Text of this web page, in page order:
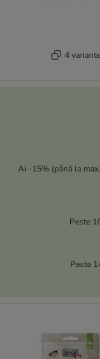
4 variante
Ai -15% (până la
Peste
Peste